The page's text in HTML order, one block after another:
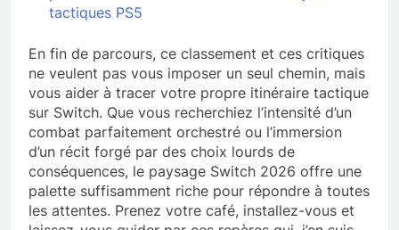
tactiques PS5
En fin de parcours, ce classement et ces critiques
ne veulent pas vous imposer un seul chemin, mais
vous aider à tracer votre propre itinéraire tactique
sur Switch. Que vous recherchiez l’intensité d’un
combat parfaitement orchestré ou l’immersion
d’un récit forgé par des choix lourds de
conséquences, le paysage Switch 2026 offre une
palette suffisamment riche pour répondre à toutes
les attentes. Prenez votre café, installez-vous et